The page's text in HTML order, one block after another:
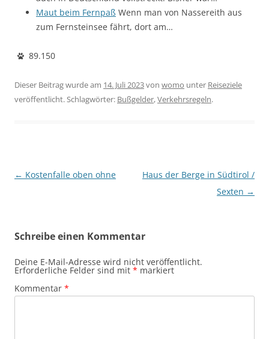
Maut beim Fernpaß Wenn man von Nassereith aus
zum Fernsteinsee fährt, dort am…
89.150
Dieser Beitrag wurde am 14. Juli 2023von womo unter Reiseziele
veröffentlicht. Schlagwörter: Bußgelder,Verkehrsregeln.
Beitragsnavigation
← Kostenfalle oben ohne
Haus der Berge in Südtirol /
Sexten →
Schreibe einen Kommentar
Deine E-Mail-Adresse wird nicht veröffentlicht.
Erforderliche Felder sind mit * markiert
Kommentar *